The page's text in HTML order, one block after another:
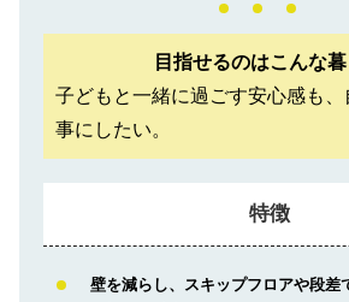
目指せるのはこんな
子どもと一緒に過ごす安心感も
事にしたい。
特徴
壁を減らし、スキップフロアや段差